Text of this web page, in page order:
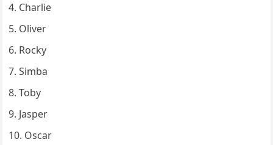
Charlie
Oliver
Rocky
Simba
Toby
Jasper
Oscar